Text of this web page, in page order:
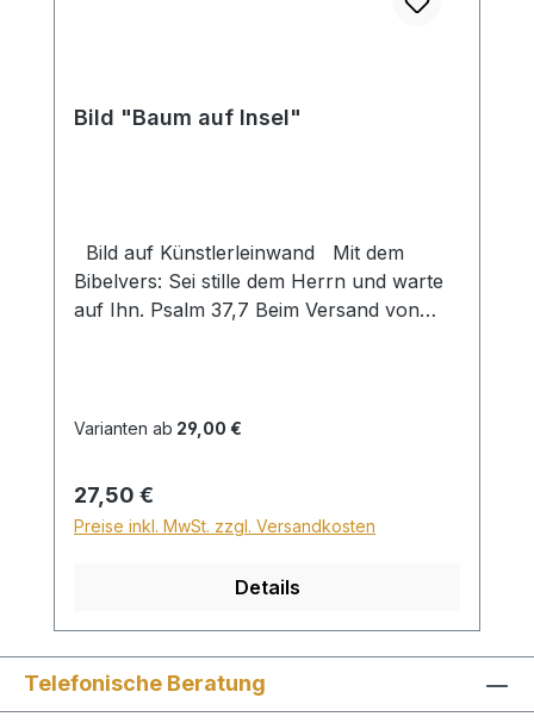
Bild "Baum auf Insel"
Bild auf Künstlerleinwand Mit dem
Bibelvers: Sei stille dem Herrn und warte
auf Ihn. Psalm 37,7 Beim Versand von
Sperrgut in Höhe von 28,99€ berechnet.
Sperrgutzuschlag 30€.
Varianten ab 29,00 €
Regulärer Preis:
27,50 €
Preise inkl. MwSt. zzgl. Versandkosten
Details
Telefonische Beratung